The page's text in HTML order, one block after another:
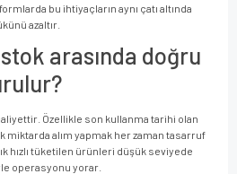
bu ihtiyaçların aynı çatı altında
azaltır.
arasında doğru
Özellikle son kullanma tarihi olan
alım yapmak her zaman tasarruf
hızlı tüketilen ürünleri düşük seviyede
operasyonu yorar.